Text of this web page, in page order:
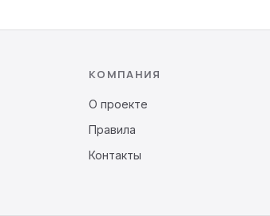
КОМПАНИЯ
О проекте
Правила
Контакты